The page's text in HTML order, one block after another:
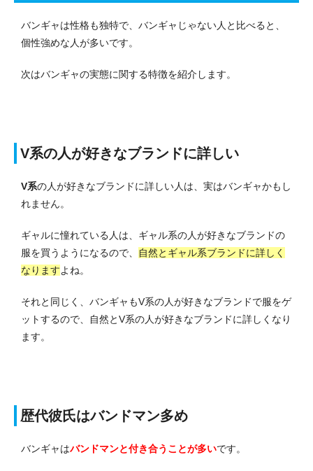
バンギャは性格も独特で、バンギャじゃない人と比べると、
個性強めな人が多いです。
次はバンギャの実態に関する特徴を紹介します。
V系の人が好きなブランドに詳しい
V系の人が好きなブランドに詳しい人は、実はバンギャかもし
れません。
ギャルに憧れている人は、ギャル系の人が好きなブランドの
服を買うようになるので、
自然とギャル系ブランドに詳しく
なりますよね。
それと同じく、バンギャもV系の人が好きなブランドで服をゲ
ットするので、自然とV系の人が好きなブランドに詳しくなり
ます。
歴代彼氏はバンドマン多め
バンギャはバンドマンと付き合うことが多いです。